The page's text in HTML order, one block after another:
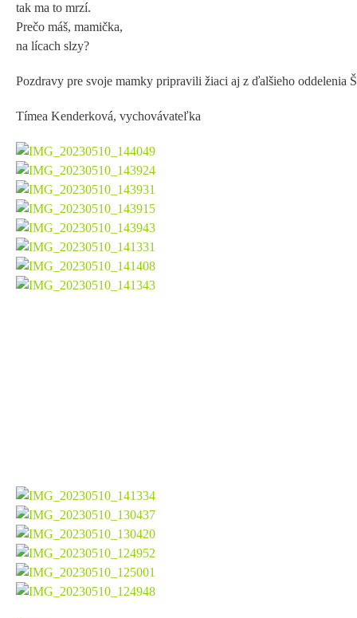
tak ma to mrzí.
Prečo máš, mamička,
na lícach slzy?
Pozdravy pre svoje mamky pripravili žiaci aj z ďalšieho oddelenia
Tímea Kenderková, vychovávateľka